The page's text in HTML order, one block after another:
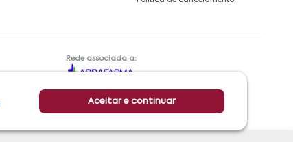
Aceitar e continuar
Rede associada a: